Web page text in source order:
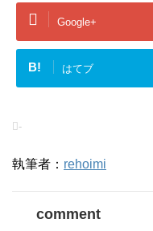
Google+
B! はてブ
-
執筆者： rehoimi
comment